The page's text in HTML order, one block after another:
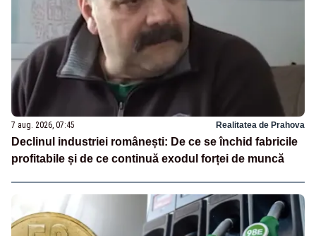
7 aug. 2026, 07:45 Realitatea de Prahova
Declinul industriei românești: De ce se închid fabricile
profitabile și de ce continuă exodul forței de muncă